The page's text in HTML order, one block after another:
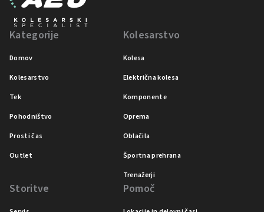
Kategorije
Domov
Kolesarstvo
Tek
Pohodništvo
Prosti čas
Outlet
Kolesarstvo
Kolesa
Električna kolesa
Komponente
Oprema
Oblačila
Športna prehrana
Trenažerji
Storitve Pomoč